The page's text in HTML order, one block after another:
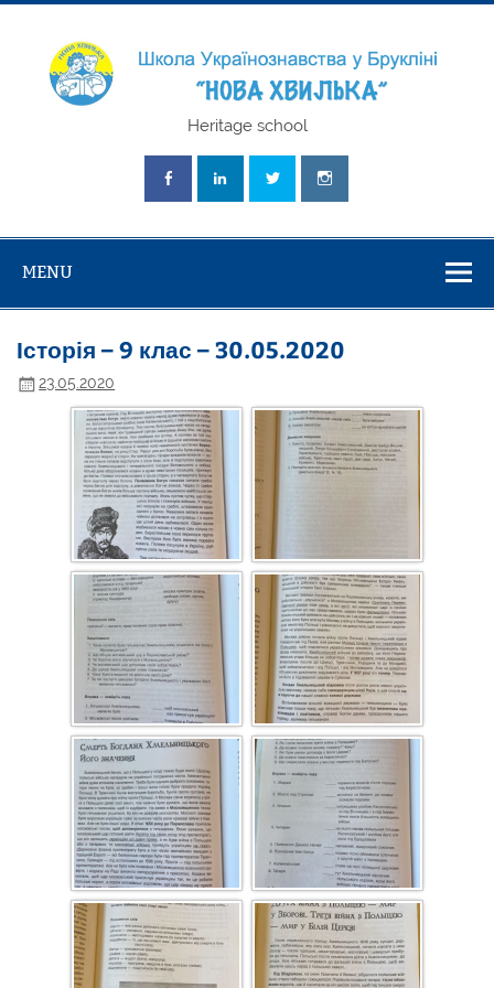
Skip
"Нова
Heritage school
MENU
Історія – 9 клас – 30.05.2020
23.05.2020